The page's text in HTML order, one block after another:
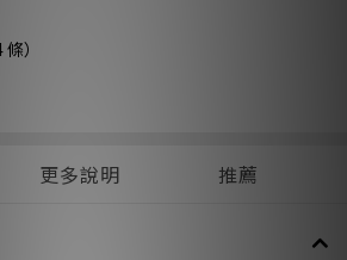
）
更多說明 推薦